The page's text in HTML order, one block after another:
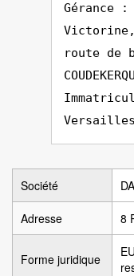
Gérance :
Victorine,
route de
Société
Adresse 8
Forme juridique